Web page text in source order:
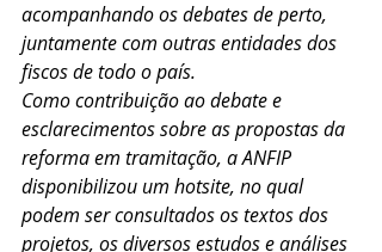
acompanhando os debates de perto,
juntamente com outras entidades dos
fiscos de todo o país.
Como contribuição ao debate e
esclarecimentos sobre as propostas da
reforma em tramitação, a ANFIP
disponibilizou um hotsite, no qual
podem ser consultados os textos dos
projetos, os diversos estudos e análises